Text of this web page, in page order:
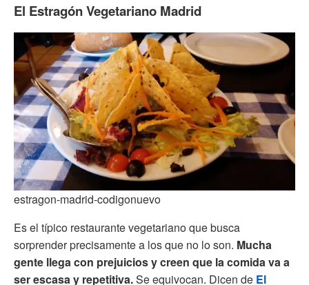
El Estragón Vegetariano Madrid
estragon-madrid-codigonuevo
Es el típico restaurante vegetariano que busca
sorprender precisamente a los que no lo son. Mucha
gente llega con prejuicios y creen que la comida va a
ser escasa y repetitiva.Se equivocan. Dicen de El